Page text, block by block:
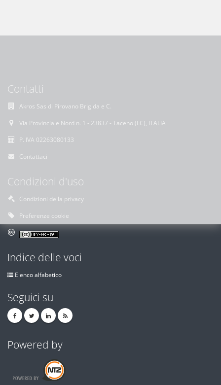
Contatti
Akros Sas di Pirovano Brigida e C.
Via Provinciale Nord n. 1 - 23837 - Taceno (LC), ITALIA
P. IVA 02263080133
Contattaci
Condizioni d'uso
Condizioni della privacy
Preferenze cookie
Indice delle voci
Elenco alfabetico
Seguici su
Powered by